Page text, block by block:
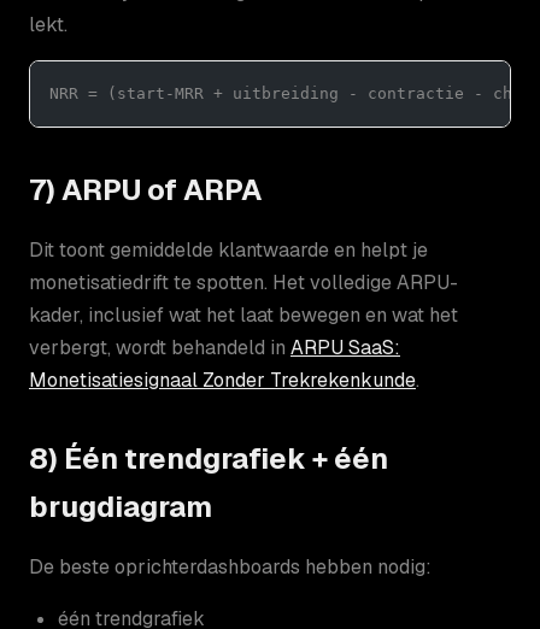
lekt.
NRR = (start-MRR + uitbreiding - contractie -
7) ARPU of ARPA
Dit toont gemiddelde klantwaarde en helpt je
monetisatiedrift te spotten. Het volledige ARPU-
kader, inclusief wat het laat bewegen en wat het
verbergt, wordt behandeld in ARPU SaaS:
Monetisatiesignaal Zonder Trekrekenkunde.
8) Één trendgrafiek + één
brugdiagram
De beste oprichterdashboards hebben nodig:
één trendgrafiek